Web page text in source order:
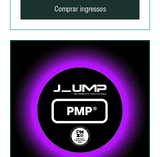
Comprar ingressos